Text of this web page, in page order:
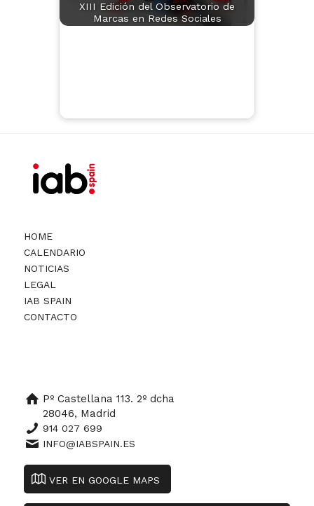
XIII Edición del Observatorio de
Marcas en Redes Sociales
HOME
CALENDARIO
NOTICIAS
LEGAL
IAB SPAIN
CONTACTO
Pº Castellana 113. 2º dcha
28046, Madrid
914 027 699
INFO@IABSPAIN.ES
VER EN GOOGLE MAPS